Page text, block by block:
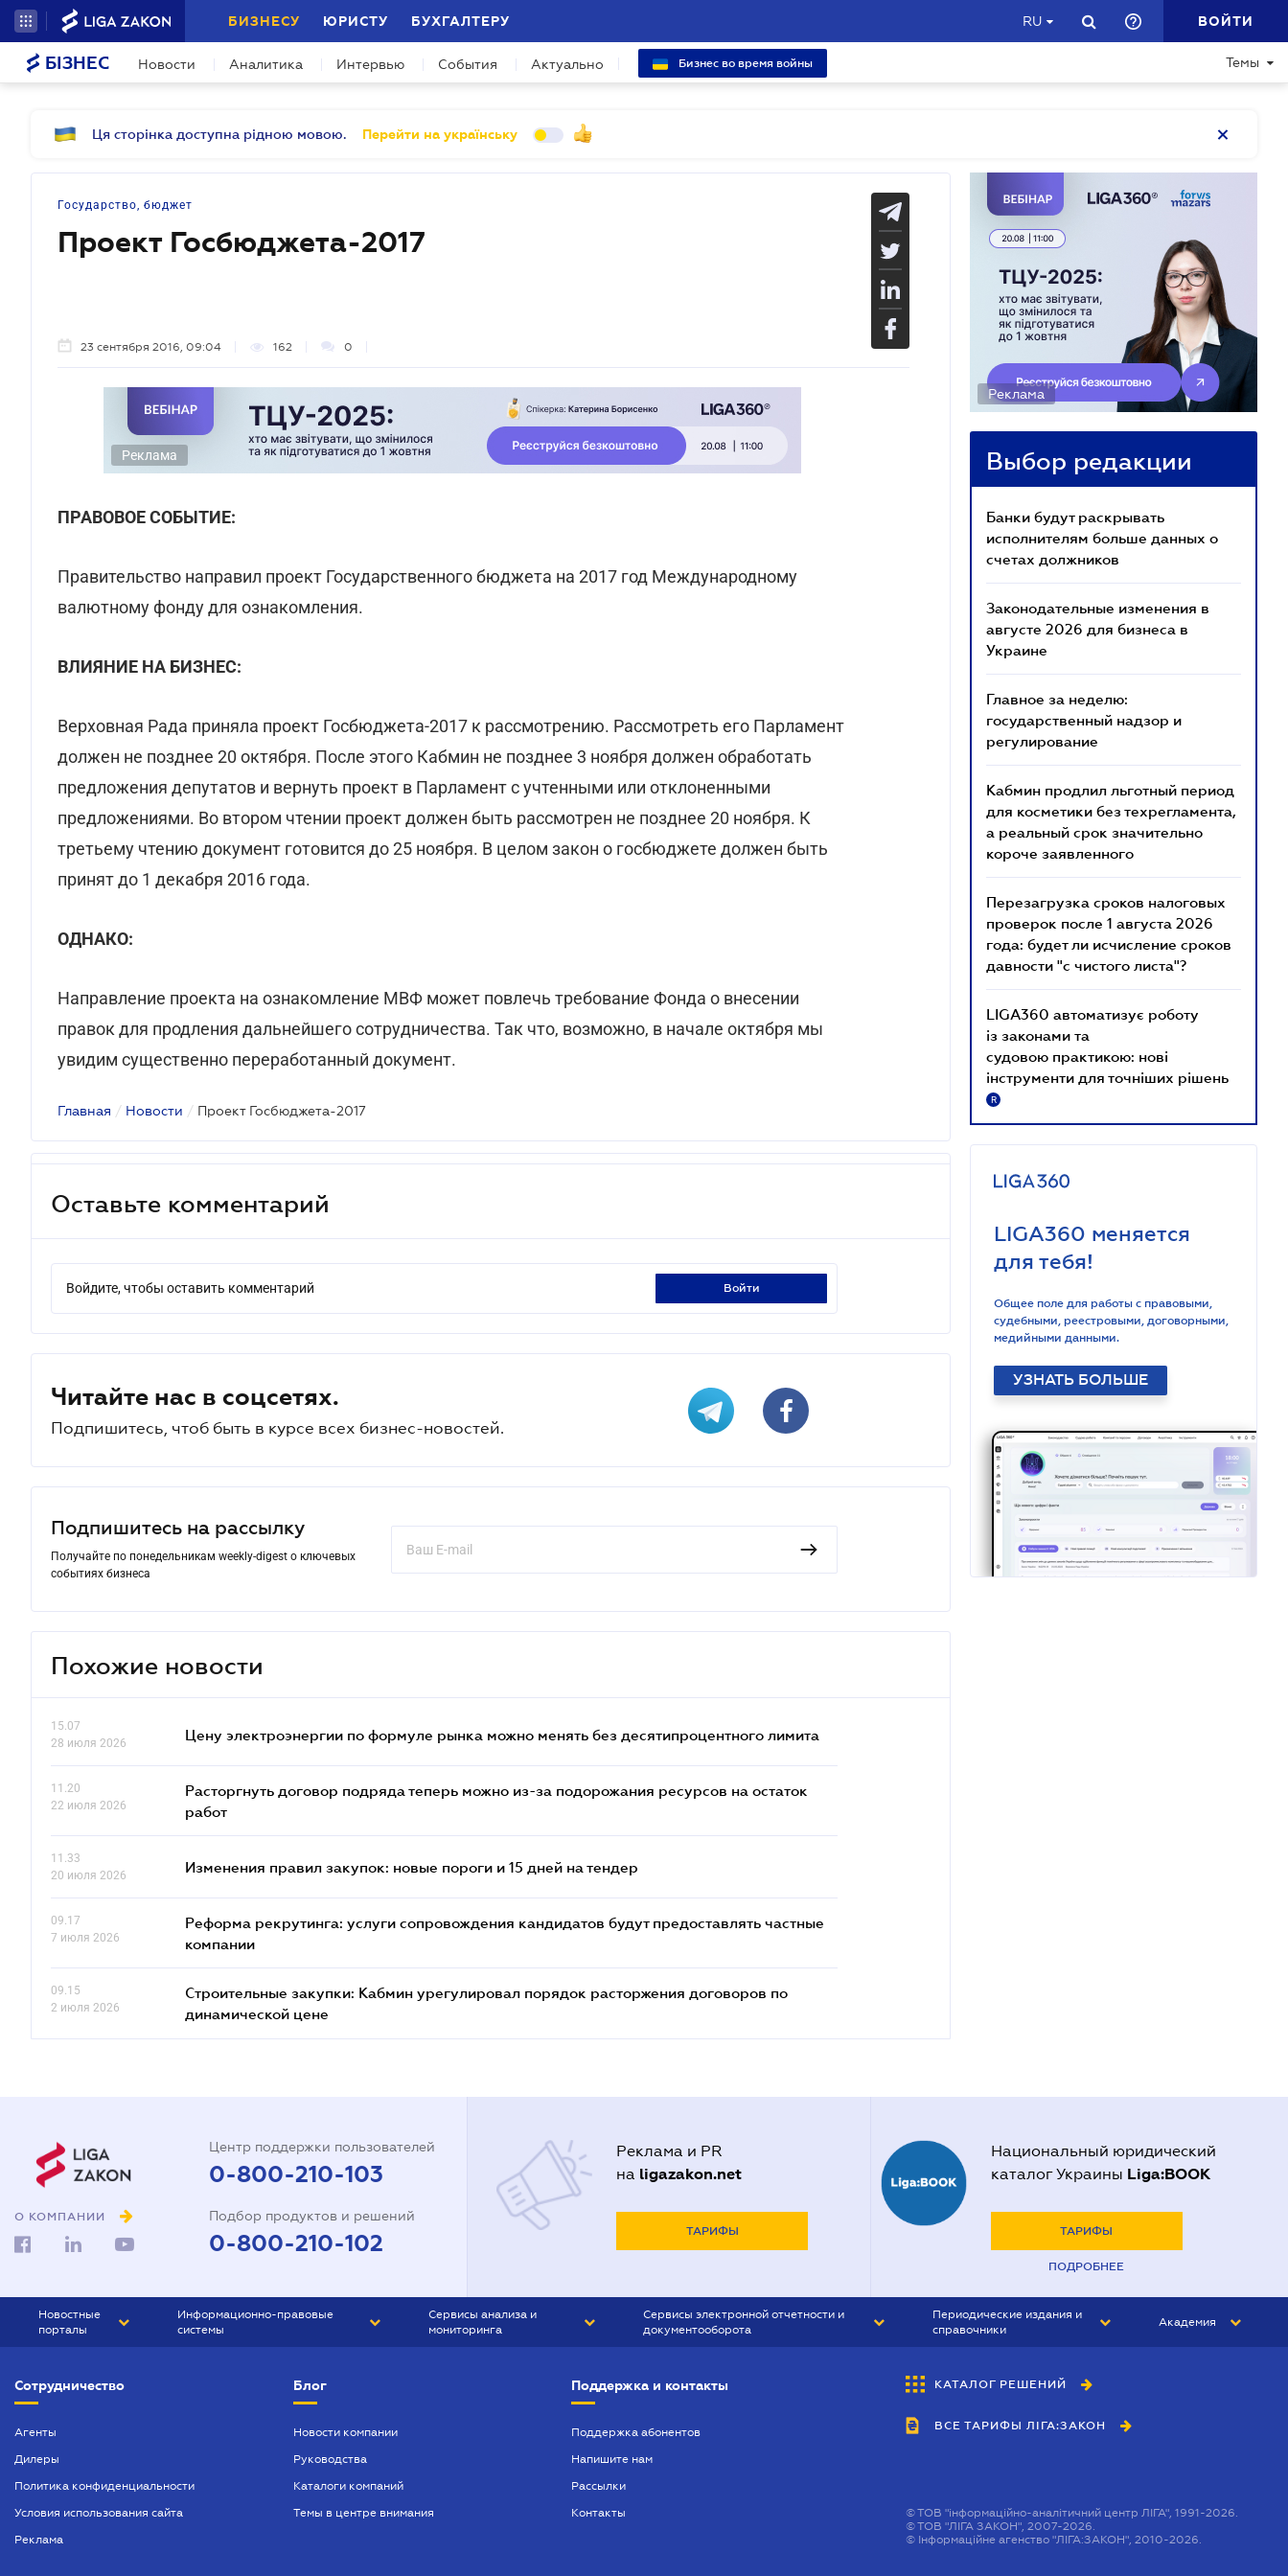
БИЗНЕСУ ЮРИСТУ БУХГАЛТЕРУ RU ВОЙТИ
БІЗНЕС Новости Аналитика Интервью События Актуально Бизнес во время войны Темы
Ця сторінка доступна рідною мовою. Перейти на українську
Государство, бюджет
Проект Госбюджета-2017
23 сентября 2016, 09:04 162 0
Реклама
ПРАВОВОЕ СОБЫТИЕ:
Правительство направил проект Государственного бюджета на 2017 год Международному
валютному фонду для ознакомления.
ВЛИЯНИЕ НА БИЗНЕС:
Верховная Рада приняла проект Госбюджета-2017 к рассмотрению. Рассмотреть его Парламент
должен не позднее 20 октября. После этого Кабмин не позднее 3 ноября должен обработать
предложения депутатов и вернуть проект в Парламент с учтенными или отклоненными
предложениями. Во втором чтении проект должен быть рассмотрен не позднее 20 ноября. К
третьему чтению документ готовится до 25 ноября. В целом закон о госбюджете должен быть
принят до 1 декабря 2016 года.
ОДНАКО:
Направление проекта на ознакомление МВФ может повлечь требование Фонда о внесении
правок для продления дальнейшего сотрудничества. Так что, возможно, в начале октября мы
увидим существенно переработанный документ.
Главная / Новости / Проект Госбюджета-2017
Оставьте комментарий
Войдите, чтобы оставить комментарий войти
Читайте нас в соцсетях.
Подпишитесь, чтоб быть в курсе всех бизнес-новостей.
Подпишитесь на рассылку
Получайте по понедельникам weekly-digest о ключевых
событиях бизнеса
Похожие новости
15.07
28 июля 2026
Цену электроэнергии по формуле рынка можно менять без десятипроцентного лимита
11.20
22 июля 2026
Расторгнуть договор подряда теперь можно из-за подорожания ресурсов на остаток
работ
11.33
20 июля 2026
Изменения правил закупок: новые пороги и 15 дней на тендер
09.17
7 июля 2026
Реформа рекрутинга: услуги сопровождения кандидатов будут предоставлять частные
компании
09.15
2 июля 2026
Строительные закупки: Кабмин урегулировал порядок расторжения договоров по
динамической цене
Реклама
Выбор редакции
Банки будут раскрывать
исполнителям больше данных о
счетах должников
Законодательные изменения в
августе 2026 для бизнеса в
Украине
Главное за неделю:
государственный надзор и
регулирование
Кабмин продлил льготный период
для косметики без техрегламента,
а реальный срок значительно
короче заявленного
Перезагрузка сроков налоговых
проверок после 1 августа 2026
года: будет ли исчисление сроков
давности "с чистого листа"?
LIGA360 автоматизує роботу
із законами та
судовою практикою: нові
інструменти для точніших рішень
R
LIGA360 меняется
для тебя!
Общее поле для работы с правовыми,
судебными, реестровыми, договорными,
медийными данными.
УЗНАТЬ БОЛЬШЕ
О КОМПАНИИ
Центр поддержки пользователей
0-800-210-103
Подбор продуктов и решений
0-800-210-102
Реклама и PR
на ligazakon.net
ТАРИФЫ
Национальный юридический
каталог Украины Liga:BOOK
ТАРИФЫ
ПОДРОБНЕЕ
Новостные
порталы
БИЗНЕС
Информационно-правовые
системы
БУХГАЛТЕР ПРОФ
ЮРИСТ ПРОФ
Сервисы анализа и
мониторинга
Сервисы электронной отчетности и
документооборота
Периодические издания и
справочники
БУХГАЛТЕР&ЗАКОН
ВЕСТНИК МСФО
Академия
Сотрудничество
Агенты
Дилеры
Политика конфиденциальности
Условия использования сайта
Реклама
Блог
Новости компании
Руководства
Каталоги компаний
Темы в центре внимания
Поддержка и контакты
Поддержка абонентов
Напишите нам
Рассылки
Контакты
КАТАЛОГ РЕШЕНИЙ
ВСЕ ТАРИФЫ ЛІГА:ЗАКОН
©ТОВ "інформаційно-аналітичний центр ЛІГА", 1991-2026.
©ТОВ "ЛІГА ЗАКОН", 2007-2026.
© Інформаційне агенство "ЛІГА:ЗАКОН", 2010-2026.